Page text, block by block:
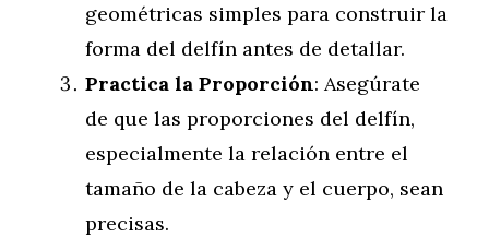
geométricas simples para construir la
forma del delfín antes de detallar.
Practica la Proporción: Asegúrate
de que las proporciones del delfín,
especialmente la relación entre el
tamaño de la cabeza y el cuerpo, sean
precisas.